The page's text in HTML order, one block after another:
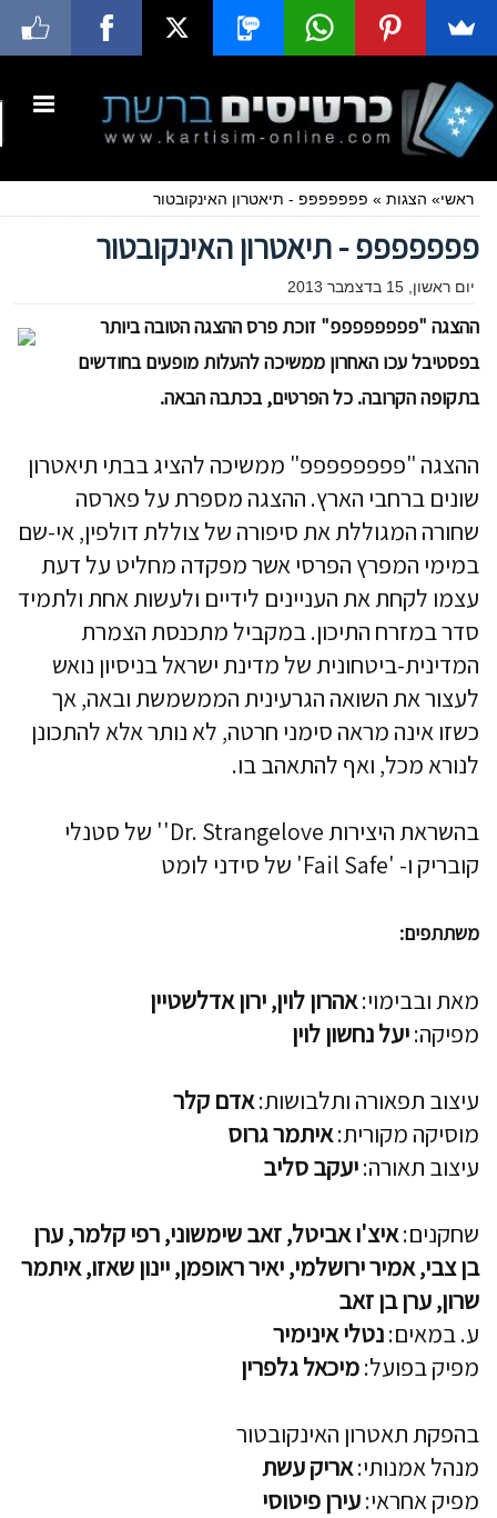
ראשי» הצגות » פפפפפפפ - תיאטרון האינקובטור
פפפפפפפ - תיאטרון האינקובטור
יום ראשון, 15 בדצמבר 2013
ההצגה "פפפפפפפפ" זוכת פרס ההצגה הטובה ביותר
בפסטיבל עכו האחרון ממשיכה להעלות מופעים בחודשים
בתקופה הקרובה. כל הפרטים, בכתבה הבאה.
ההצגה "פפפפפפפפ" ממשיכה להציג בבתי תיאטרון
שונים ברחבי הארץ. ההצגה מספרת על פארסה
שחורה המגוללת את סיפורה של צוללת דולפין, אי-שם
במימי המפרץ הפרסי אשר מפקדה מחליט על דעת
עצמו לקחת את העניינים לידיים ולעשות אחת ולתמיד
סדר במזרח התיכון. במקביל מתכנסת הצמרת
המדינית-ביטחונית של מדינת ישראל בניסיון נואש
לעצור את השואה הגרעינית הממשמשת ובאה, אך
כשזו אינה מראה סימני חרטה, לא נותר אלא להתכונן
לנורא מכל, ואף להתאהב בו.
בהשראת היצירות Dr. Strangelove'' של סטנלי
קובריק ו- 'Fail Safe' של סידני לומט
משתתפים:
מאת ובבימוי:אהרון לוין, ירון אדלשטיין
מפיקה:יעל נחשון לוין
עיצוב תפאורה ותלבושות:אדם קלר
מוסיקה מקורית:איתמר גרוס
עיצוב תאורה:יעקב סליב
שחקנים:איצ'ו אביטל, זאב שימשוני, רפי קלמר, ערן
בן צבי, אמיר ירושלמי, יאיר ראופמן, יינון שאזו, איתמר
שרון, ערן בן זאב
ע. במאים:נטלי אינימיר
מפיק בפועל:מיכאל גלפרין
בהפקת תאטרון האינקובטור
מנהל אמנותי:אריק עשת
מפיק אחראי:עירן פיטוסי